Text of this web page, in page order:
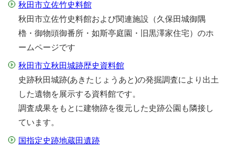
秋田市立佐竹史料館
秋田市立佐竹史料館および関連施設（久保田城御隅
櫓・御物頭御番所・如斯亭庭園・旧黒澤家住宅）のホ
ームページです
秋田市立秋田城跡歴史資料館
史跡秋田城跡(あきたじょうあと)の発掘調査により出土
した遺物を展示する資料館です。
調査成果をもとに建物跡を復元した史跡公園も隣接し
ています。
国指定史跡地蔵田遺跡